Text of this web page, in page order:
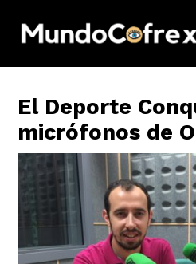
El Deporte
micrófonos de